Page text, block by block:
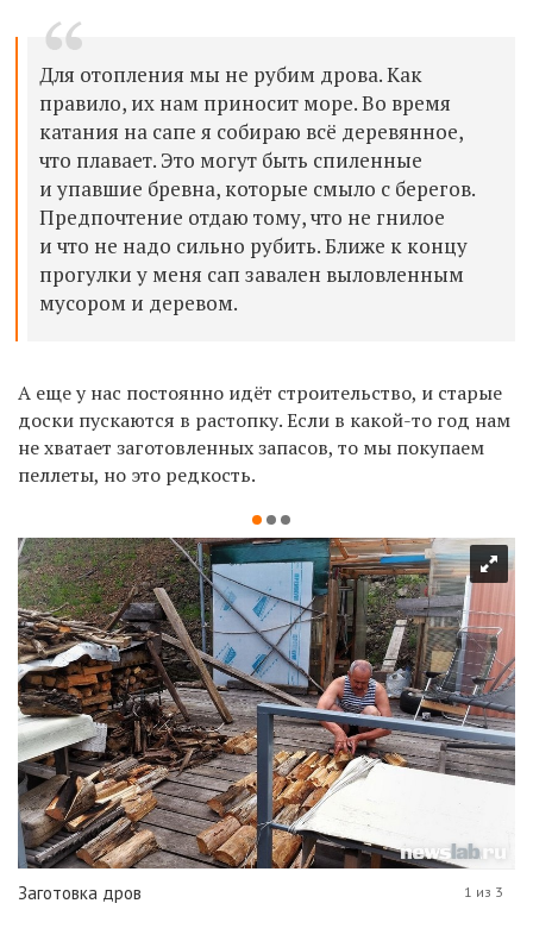
Для отопления мы не рубим дрова. Как
правило, их нам приносит море. Во время
катания на сапе я собираю всё деревянное,
что плавает. Это могут быть спиленные
и упавшие бревна, которые смыло с берегов.
Предпочтение отдаю тому, что не гнилое
и что не надо сильно рубить. Ближе к концу
прогулки у меня сап завален выловленным
мусором и деревом.
А еще у нас постоянно идёт строительство, и старые
доски пускаются в растопку. Если в какой-то год нам
не хватает заготовленных запасов, то мы покупаем
пеллеты, но это редкость.
Заготовка дров 1 из 3